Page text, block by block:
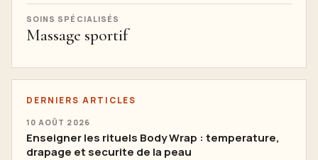
SOINS SPÉCIALISÉS
Massage sportif
DERNIERS ARTICLES
10 AOÛT 2026
Enseigner les rituels Body Wrap : temperature,
drapage et securite de la peau